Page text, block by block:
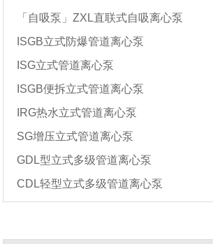
「自吸泵」ZXL直联式自吸离心泵
ISGB立式防爆管道离心泵
ISG立式管道离心泵
ISGB便拆立式管道离心泵
IRG热水立式管道离心泵
SG增压立式管道离心泵
GDL型立式多级管道离心泵
CDL轻型立式多级管道离心泵